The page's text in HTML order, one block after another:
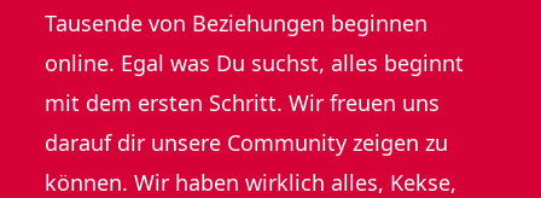
Tausende von Beziehungen beginnen
online. Egal was Du suchst, alles beginnt
mit dem ersten Schritt. Wir freuen uns
darauf dir unsere Community zeigen zu
können. Wir haben wirklich alles, Kekse,